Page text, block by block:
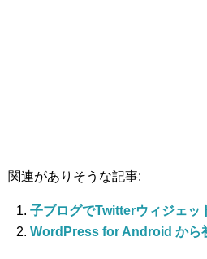
関連がありそうな記事:
子ブログでTwitterウィジェッ
WordPress for Android から